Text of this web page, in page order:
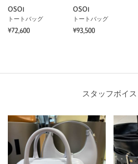
OSOI
トートバッグ
¥72,600
OSOI
トートバッグ
¥93,500
スタッフボイス